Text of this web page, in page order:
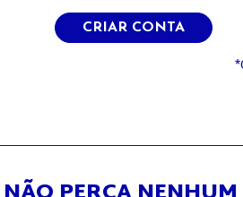
CRIAR CONTA